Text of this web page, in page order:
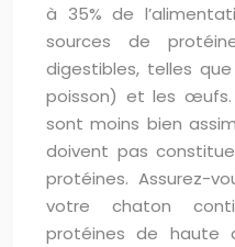
à 35% de
sources de
digestibles, telles
poisson) et les œufs.
sont moins bien
doivent pas
protéines. Assurez-
votre chaton
protéines de haute